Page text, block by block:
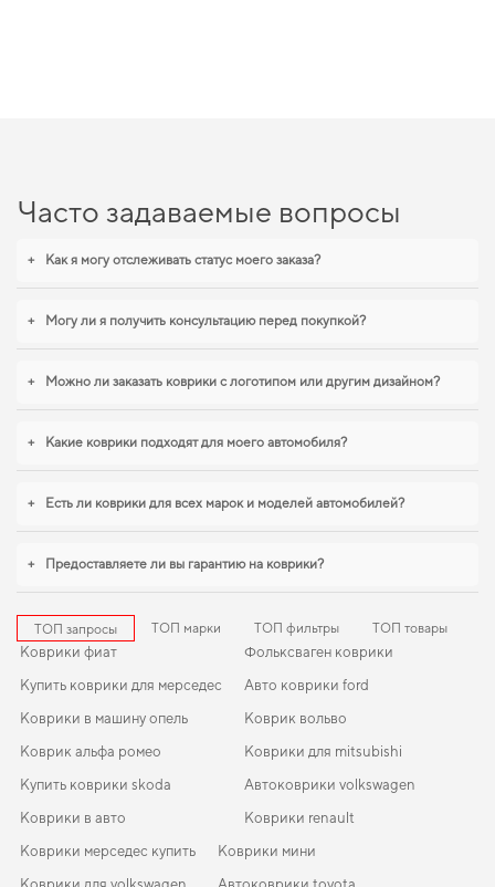
Часто задаваемые вопросы
+ Как я могу отслеживать статус моего заказа?
+ Могу ли я получить консультацию перед покупкой?
+ Можно ли заказать коврики с логотипом или другим дизайном?
+ Какие коврики подходят для моего автомобиля?
+ Есть ли коврики для всех марок и моделей автомобилей?
+ Предоставляете ли вы гарантию на коврики?
ТОП запросы ТОП марки ТОП фильтры ТОП товары
Коврики фиат
Купить коврики для мерседес
Коврики в машину опель
Коврик альфа ромео
Купить коврики skoda
Коврики в авто
Фольксваген коврики
Авто коврики ford
Коврик вольво
Коврики для mitsubishi
Автоковрики volkswagen
Коврики renault
Коврики мерседес купить
Коврики мини